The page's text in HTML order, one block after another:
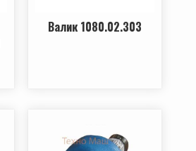
Валик 1080.02.303